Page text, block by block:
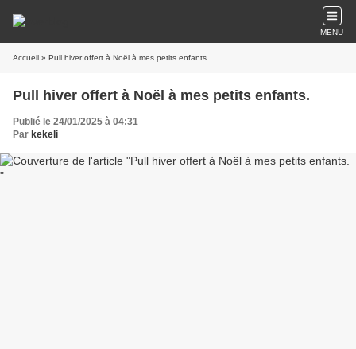
MENU
Accueil » Pull hiver offert à Noël à mes petits enfants.
Pull hiver offert à Noël à mes petits enfants.
Publié le 24/01/2025 à 04:31
Par kekeli